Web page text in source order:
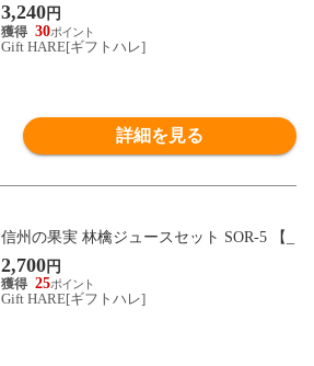
3,240円
30
Gift HARE[ギフトハレ]
詳細を見る
信州の果実 林檎ジュースセット SOR-5 【_
2,700円
25
Gift HARE[ギフトハレ]